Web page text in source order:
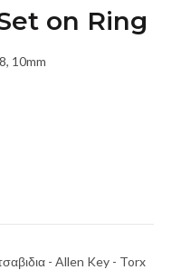
on Ring
10mm
- Allen Key - Torx